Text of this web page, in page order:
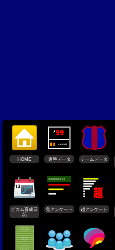
HOME 選手データ チームデータ
ビカム育成日
記
鬼アンケート 超アンケート